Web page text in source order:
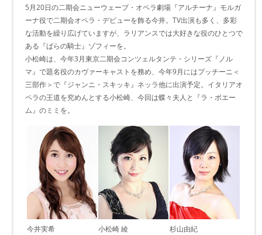
5月20日の二期会ニューウェーブ・オペラ劇場『アルチーナ』モルガ
ーナ役で二期会オペラ・デビューを飾る今井。TV出演も多く、多彩
な活動を繰り広げていますが、ラリアンスでは大好きな役のひとつで
ある『ばらの騎士』ゾフィーを。
小松崎は、今年3月東京二期会コンツェルタンテ・シリーズ『ノル
マ』で題名役のカヴァーキャストを務め、今年9月にはプッチーニ＜
三部作＞で『ジャンニ・スキッキ』ネッラ他に出演予定。イタリアオ
ペラの王道を究めんとする小松崎、今回は蝶々夫人と『ラ・ボエー
ム』のミミを。
今井実希 小松崎 綾 杉山由紀